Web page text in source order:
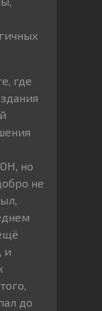
где
но
не
и
до